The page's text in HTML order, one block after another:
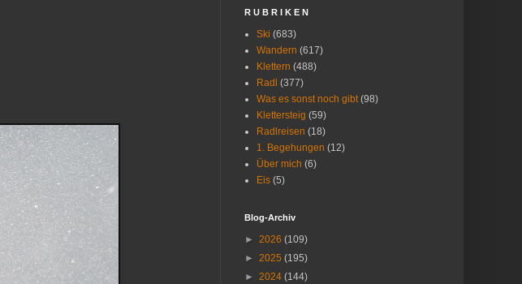
R U B R I K E N
Ski (683)
Wandern (617)
Klettern (488)
Radl (377)
Was es sonst noch gibt (98)
Klettersteig (59)
Radlreisen (18)
1. Begehungen (12)
Über mich (6)
Eis (5)
Blog-Archiv
► 2026 (109)
► 2025 (195)
► 2024 (144)